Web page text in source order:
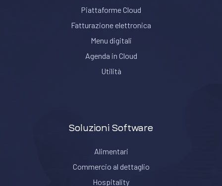
Piattaforme Cloud
Fatturazione elettronica
Menu digitali
Agenda in Cloud
Utilità
Soluzioni Software
Alimentari
Commercio al dettaglio
Hospitality